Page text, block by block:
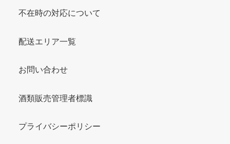
不在時の対応について
配送エリア一覧
お問い合わせ
酒類販売管理者標識
プライバシーポリシー